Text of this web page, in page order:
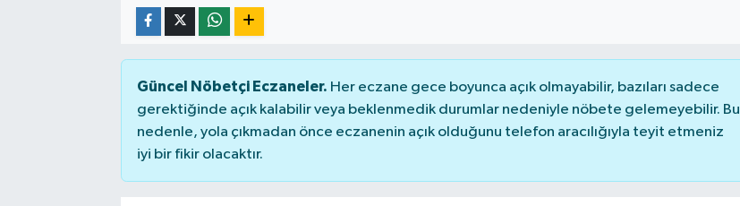
Güncel Nöbetçi Eczaneler. Her eczane gece boyunca açık olmayabilir, bazıları sadece
gerektiğinde açık kalabilir veya beklenmedik durumlar nedeniyle nöbete gelemeyebilir. Bu
nedenle, yola çıkmadan önce eczanenin açık olduğunu telefon aracılığıyla teyit etmeniz
iyi bir fikir olacaktır.